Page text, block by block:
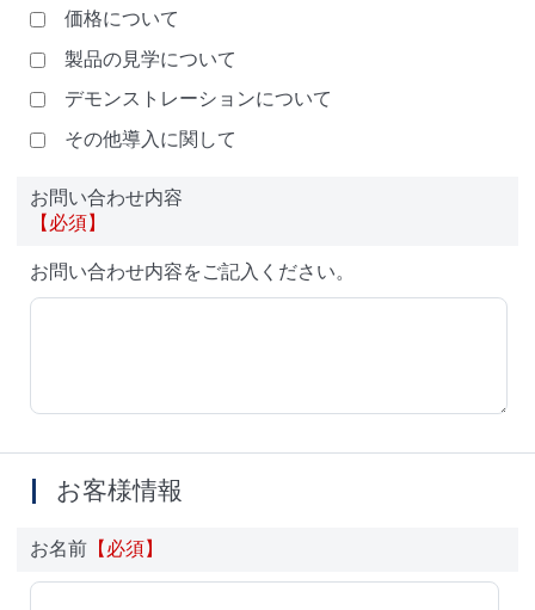
価格について
製品の見学について
デモンストレーションについて
その他導入に関して
お問い合わせ内容
【必須】
お問い合わせ内容をご記入ください。
お客様情報
お名前【必須】